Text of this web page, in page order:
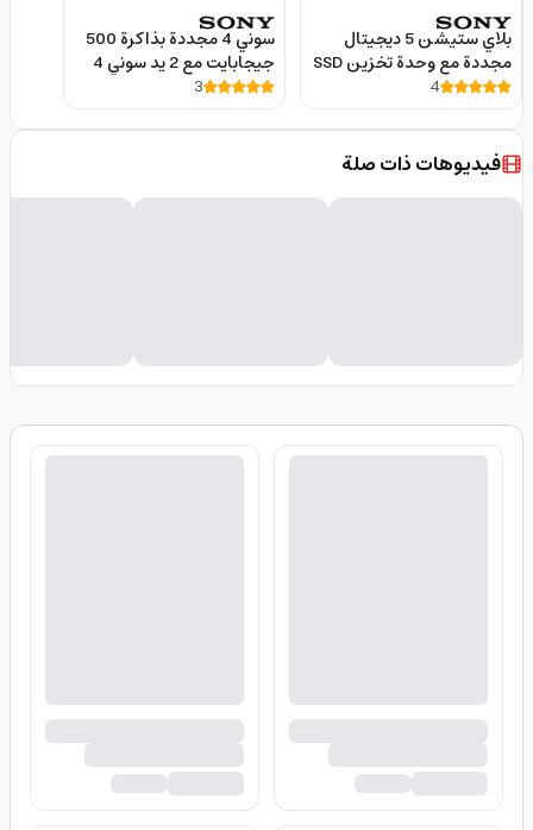
بلاي ستيشن 5 ديجيتال
مجددة مع وحدة تخزين SSD
بسعة 825 جيجابايت سوني
Renewed Sony -
PlayStation 5 Digital
Edition Console
4
سوني 4 مجددة بذاكرة 500
جيجابايت مع 2 يد سوني 4
أسود Renewed Sony
PlayStation 4 Console
with 2 DualShock
3
فيديوهات ذات صلة